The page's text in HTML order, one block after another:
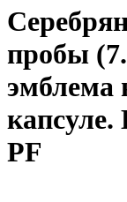
пробы
эмблема
PF